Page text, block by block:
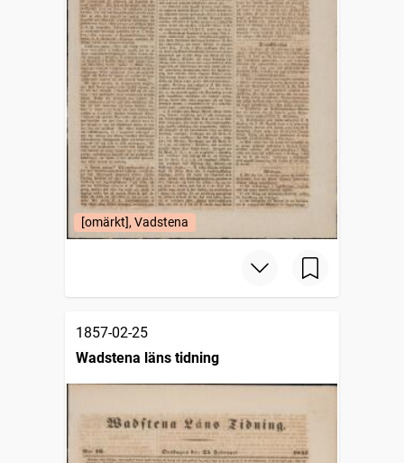
[omärkt], Vadstena
1857-02-25
Wadstena läns tidning